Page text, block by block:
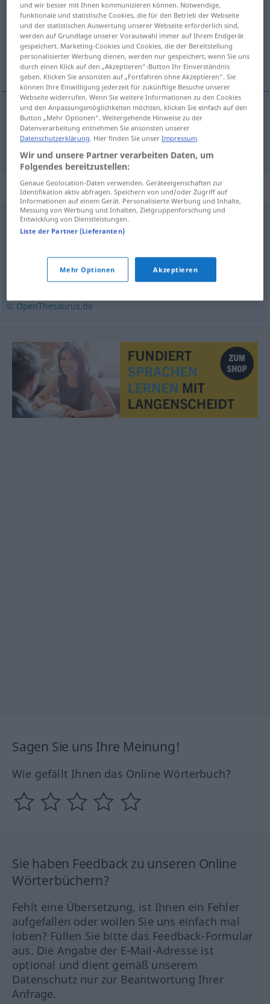
Übersicht aller Übersetzungen
(Für mehr Details die Übersetzung anklicken/antippen)
całkowity, absolutny
całkowity,absolutny rückhaltlos
Synonyme für "rückhaltlos"
vorbehaltlos,bedingungslos
unbeschränkt
© OpenThesaurus.de
Sagen Sie uns Ihre Meinung!
Wie gefällt Ihnen das Online Wörterbuch?
Sie haben Feedback zu unseren Online
Wörterbüchern?
Fehlt eine Übersetzung, ist Ihnen ein Fehler
aufgefallen oder wollen Sie uns einfach mal
loben? Füllen Sie bitte das Feedback-Formular
aus. Die Angabe der E-Mail-Adresse ist
optional und dient gemäß unserem
Datenschutz nur zur Beantwortung Ihrer
Anfrage.
und wir besser mit Ihnen kommunizieren können. Notwendige,
funktionale und statistische Cookies, die für den Betrieb der Webseite
und der statistischen Auswertung unserer Webseite erforderlich sind,
werden auf Grundlage unserer Vorauswahl immer auf Ihrem Endgerät
gespeichert. Marketing-Cookies und Cookies, die der Bereitstellung
personalisierter Werbung dienen, werden nur gespeichert, wenn Sie uns
durch einen Klick auf den „Akzeptieren“-Button Ihr Einverständnis
geben. Klicken Sie ansonsten auf „Fortfahren ohne Akzeptieren“. Sie
können Ihre Einwilligung jederzeit für zukünftige Besuche unserer
Webseite widerrufen. Wenn Sie weitere Informationen zu den Cookies
und den Anpassungsmöglichkeiten möchten, klicken Sie einfach auf den
Button „Mehr Optionen“. Weitergehende Hinweise zu der
Datenverarbeitung entnehmen Sie ansonsten unserer
Datenschutzerklärung. Hier finden Sie unserImpressum.
Wir und unsere Partner verarbeiten Daten, um
Folgendes bereitzustellen:
Genaue Geolocation-Daten verwenden. Geräteeigenschaften zur
Identifikation aktiv abfragen. Speichern von und/oder Zugriff auf
Informationen auf einem Gerät. Personalisierte Werbung und Inhalte,
Messung von Werbung und Inhalten, Zielgruppenforschung und
Entwicklung von Dienstleistungen.
Liste der Partner (Lieferanten)
Mehr Optionen Akzeptieren